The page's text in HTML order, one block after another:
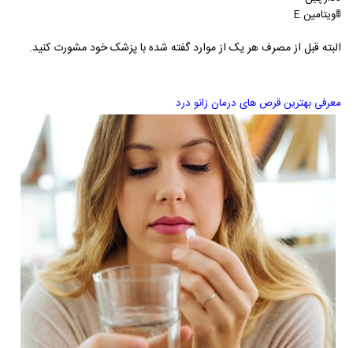
🚦ویتامینE
البته قبل از مصرف هر یک از موارد گفته شده با پزشک خود مشورت کنید.
معرفی بهترین قرص های درمان زانو درد